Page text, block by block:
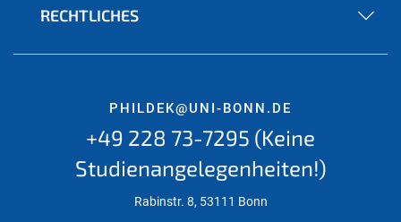
RECHTLICHES
PHILDEK@UNI-BONN.DE
+49 228 73-7295 (Keine
Studienangelegenheiten!)
Rabinstr. 8, 53111 Bonn